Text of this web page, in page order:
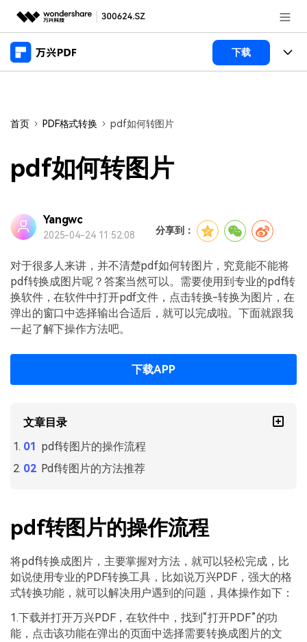
推荐产品
新闻中心
帮助中心
客服热线：4000-300624
下载
桌面端
万兴PDF Mac版
万兴PDF 安卓版
万兴PDF iOS版
PDF开发工具
万兴PDF SDK
申请试用
功能
PDF新功能
PDF编辑器
PDF合并工具
PDF加密
PDF文件压缩
PDF签名
PDF表格
PDF页面调整
PDF注释
PDF OCR
商业合作
企业采购
经销商招募
产品支持
常见问题
产品信息
更新日志
下载中心
产品资讯
03.编辑PDF
首页 PDF格式转换 pdf如何转图片
pdf如何转图片
Yangwc
2025-04-24 11:52:08 分享到：
对于很多人来讲，并不清楚pdf如何转图片，究竟能不能将
pdf转换成图片呢？答案当然可以。需要使用到专业的pdf转
换软件，在软件中打开pdf文件，点击转换-转换为图片，在
弹出的窗口中选择输出合适后，就可以完成啦。下面就跟我
一起了解下操作方法吧。
下载APP
文章目录
pdf转图片的操作流程
Pdf转图片的方法推荐
pdf转图片的操作流程
将pdf转换成图片，主要掌握对方法，就可以轻松完成，比
如说使用专业的PDF转换工具，比如说万兴PDF，强大的格
式转换功能，就可以解决用户遇到的问题，具体操作如下：
1.下载并打开万兴PDF，在软件中，找到“打开PDF”的功
能，点击该功能在弹出的页面中选择需要转换成图片的文